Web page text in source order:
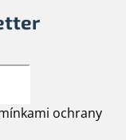
ochrany